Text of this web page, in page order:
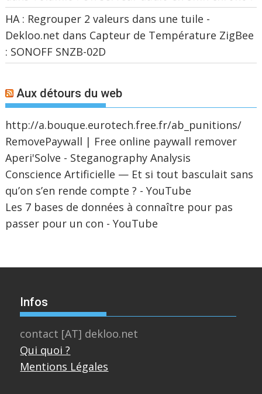
HA : Regrouper 2 valeurs dans une tuile -
Dekloo.net dans Capteur de Température ZigBee
: SONOFF SNZB-02D
Aux détours du web
http://a.bouque.eurotech.free.fr/ab_punitions/
RemovePaywall | Free online paywall remover
Aperi'Solve - Steganography Analysis
Conscience Artificielle — Et si tout basculait sans
qu’on s’en rende compte ? - YouTube
Les 7 bases de données à connaître pour pas
passer pour un con - YouTube
Infos
contact [AT] dekloo.net
Qui quoi ?
Mentions Légales